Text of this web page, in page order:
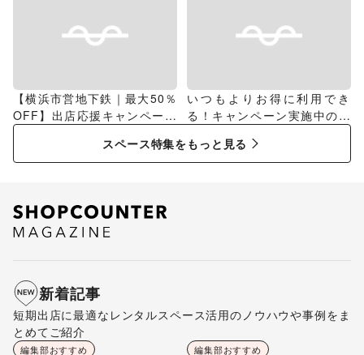
【横浜市営地下鉄｜最大50％
OFF】出店応援キャンペーン
特集
いつもよりお得に利用でき
る！キャンペーン実施中のス
スペース特集をもっと見る
新着記事
短期出店に最適なレンタルスペース活用のノウハウや事例をま
とめてご紹介
編集部おすすめ 編集部おすすめ